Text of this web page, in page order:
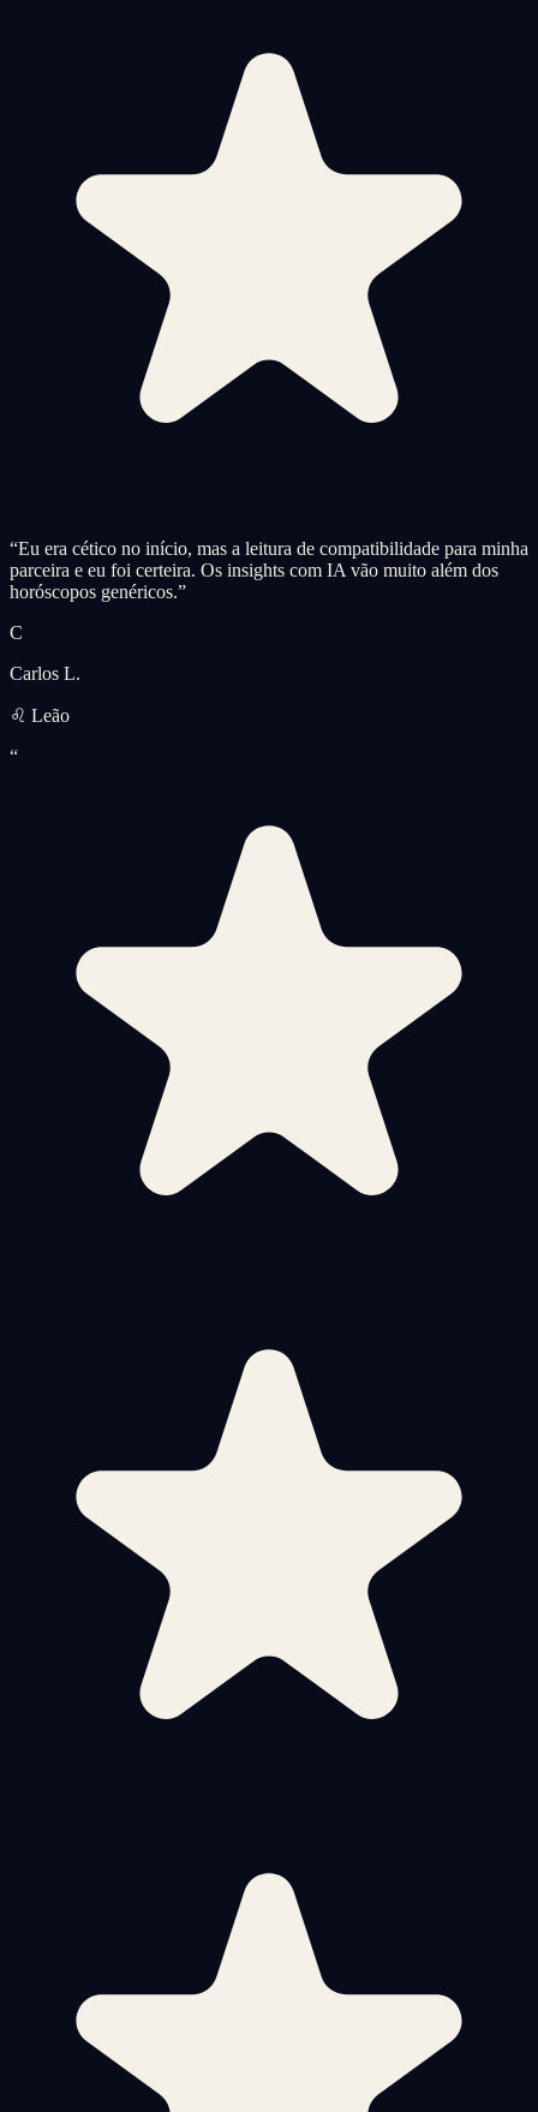
“Eu era cético no início, mas a leitura de compatibilidade para minha
parceira e eu foi certeira. Os insights com IA vão muito além dos
horóscopos genéricos.”
C
Carlos L.
♌ Leão
“